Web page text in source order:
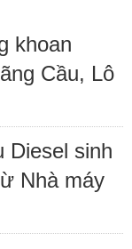
khoan
Cầu, Lô
Diesel sinh
Nhà máy